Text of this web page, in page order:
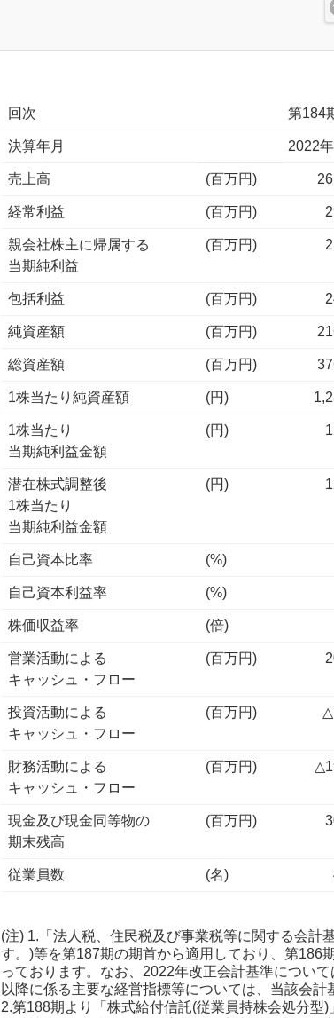
回次 第184
決算年月 2022
売上高 (百万円)
経常利益 (百万円)
親会社株主に帰属する
当期純利益
(百万円)
包括利益 (百万円)
純資産額 (百万円)
総資産額 (百万円)
1株当たり純資産額 (円)
1株当たり
当期純利益金額
(円)
潜在株式調整後
1株当たり
当期純利益金額
(円)
自己資本比率 (%)
自己資本利益率 (%)
株価収益率 (倍)
営業活動による
キャッシュ・フロー
(百万円)
投資活動による
キャッシュ・フロー
(百万円)
財務活動による
キャッシュ・フロー
(百万円)
現金及び現金同等物の
期末残高
(百万円)
従業員数 (名)
(注) 1.「法人税、住民税及び事業税等に関する会計
す。)等を第187期の期首から適用しており、第186
っております。なお、2022年改正会計基準につい
以降に係る主要な経営指標等については、当該会
2.第188期より「株式給付信託(従業員持株会処分